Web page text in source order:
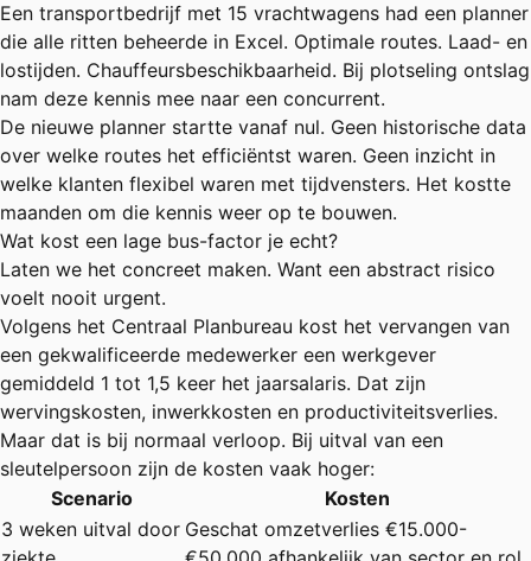
Een transportbedrijf met 15 vrachtwagens had een planner
die alle ritten beheerde in Excel. Optimale routes. Laad- en
lostijden. Chauffeursbeschikbaarheid. Bij plotseling ontslag
nam deze kennis mee naar een concurrent.
De nieuwe planner startte vanaf nul. Geen historische data
over welke routes het efficiëntst waren. Geen inzicht in
welke klanten flexibel waren met tijdvensters. Het kostte
maanden om die kennis weer op te bouwen.
Wat kost een lage bus-factor je echt?
Laten we het concreet maken. Want een abstract risico
voelt nooit urgent.
Volgens het Centraal Planbureau kost het vervangen van
een gekwalificeerde medewerker een werkgever
gemiddeld 1 tot 1,5 keer het jaarsalaris. Dat zijn
wervingskosten, inwerkkosten en productiviteitsverlies.
Maar dat is bij normaal verloop. Bij uitval van een
sleutelpersoon zijn de kosten vaak hoger:
Scenario
Kosten
3 weken uitval door Geschat omzetverlies €15.000-